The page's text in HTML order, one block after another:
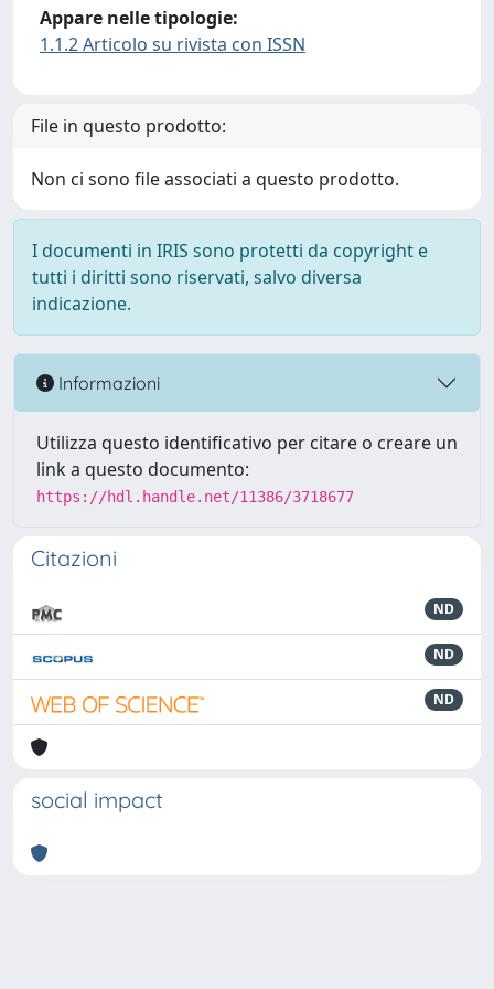
Appare nelle tipologie:
1.1.2 Articolo su rivista con ISSN
File in questo prodotto:
Non ci sono file associati a questo prodotto.
I documenti in IRIS sono protetti da copyright e
tutti i diritti sono riservati, salvo diversa
indicazione.
Informazioni
Utilizza questo identificativo per citare o creare un
link a questo documento:
https://hdl.handle.net/11386/3718677
Citazioni
ND
ND
ND
social impact